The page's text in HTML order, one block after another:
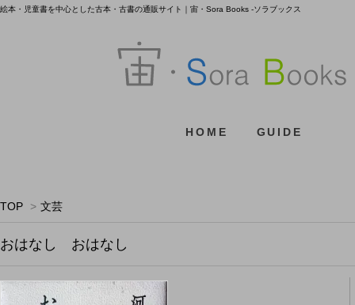
絵本・児童書を中心とした古本・古書の通販サイト｜宙・Sora Books -ソラブックス
HOME GUIDE
TOP > 文芸
おはなし おはなし